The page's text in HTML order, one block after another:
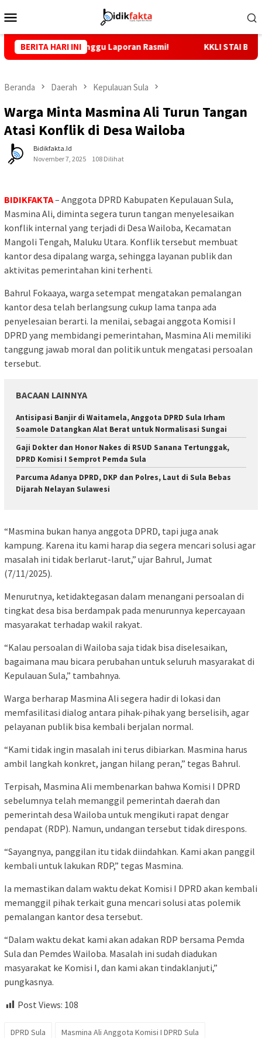
ke
Mobile
BERITA HARI INI
Sula, Tunggu Laporan Rasmi! KKLI STAI Babussalam
Beranda Daerah Kepulauan Sula
Warga Minta Masmina Ali Turun Tangan
Atasi Konflik di Desa Wailoba
Bidikfakta.id
November 7, 2025
108 Dilihat
BIDIKFAKTA– Anggota DPRD Kabupaten Kepulauan Sula,
Masmina Ali, diminta segera turun tangan menyelesaikan
konflik internal yang terjadi di Desa Wailoba, Kecamatan
Mangoli Tengah, Maluku Utara. Konflik tersebut membuat
kantor desa dipalang warga, sehingga layanan publik dan
aktivitas pemerintahan kini terhenti.
Bahrul Fokaaya, warga setempat mengatakan pemalangan
kantor desa telah berlangsung cukup lama tanpa ada
penyelesaian berarti. Ia menilai, sebagai anggota Komisi I
DPRD yang membidangi pemerintahan, Masmina Ali memiliki
tanggung jawab moral dan politik untuk mengatasi persoalan
tersebut.
BACAAN LAINNYA
Antisipasi Banjir di Waitamela, Anggota DPRD Sula Irham
Soamole Datangkan Alat Berat untuk Normalisasi Sungai
Gaji Dokter dan Honor Nakes di RSUD Sanana Tertunggak,
DPRD Komisi I Semprot Pemda Sula
Parcuma Adanya DPRD, DKP dan Polres, Laut di Sula Bebas
Dijarah Nelayan Sulawesi
“Masmina bukan hanya anggota DPRD, tapi juga anak
kampung. Karena itu kami harap dia segera mencari solusi agar
masalah ini tidak berlarut-larut,” ujar Bahrul, Jumat
(7/11/2025).
Menurutnya, ketidaktegasan dalam menangani persoalan di
tingkat desa bisa berdampak pada menurunnya kepercayaan
masyarakat terhadap wakil rakyat.
“Kalau persoalan di Wailoba saja tidak bisa diselesaikan,
bagaimana mau bicara perubahan untuk seluruh masyarakat di
Kepulauan Sula,” tambahnya.
Warga berharap Masmina Ali segera hadir di lokasi dan
memfasilitasi dialog antara pihak-pihak yang berselisih, agar
pelayanan publik bisa kembali berjalan normal.
“Kami tidak ingin masalah ini terus dibiarkan. Masmina harus
ambil langkah konkret, jangan hilang peran,” tegas Bahrul.
Terpisah, Masmina Ali membenarkan bahwa Komisi I DPRD
sebelumnya telah memanggil pemerintah daerah dan
pemerintah desa Wailoba untuk mengikuti rapat dengar
pendapat (RDP). Namun, undangan tersebut tidak direspons.
“Sayangnya, panggilan itu tidak diindahkan. Kami akan panggil
kembali untuk lakukan RDP,” tegas Masmina.
Ia memastikan dalam waktu dekat Komisi I DPRD akan kembali
memanggil pihak terkait guna mencari solusi atas polemik
pemalangan kantor desa tersebut.
“Dalam waktu dekat kami akan adakan RDP bersama Pemda
Sula dan Pemdes Wailoba. Masalah ini sudah diadukan
masyarakat ke Komisi I, dan kami akan tindaklanjuti,”
pungkasnya.
Post Views: 108
DPRD Sula
Masmina Ali Anggota Komisi I DPRD Sula